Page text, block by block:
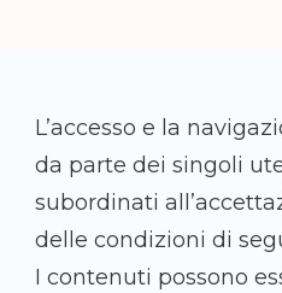
L’accesso e la
da parte dei singoli
subordinati
delle condizioni di
I contenuti possono